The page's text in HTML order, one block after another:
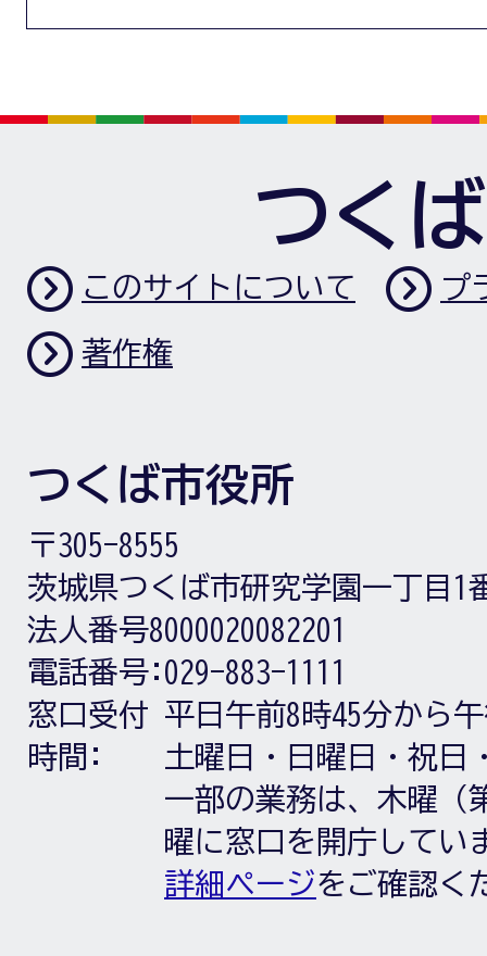
つく
このサイトについて プ
著作権
つくば市役所
〒305-8555
茨城県つくば市研究学園一丁目1
法人番号8000020082201
電話番号: 029-883-1111
窓口受付
時間:
平日午前8時45分から
土曜日・日曜日・祝日
一部の業務は、木曜（
曜に窓口を開庁してい
詳細ページをご確認く